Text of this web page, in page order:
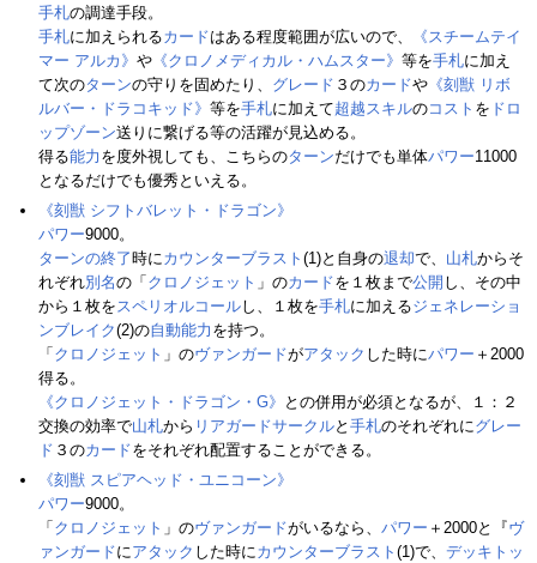
手札の調達手段。
手札に加えられるカードはある程度範囲が広いので、
《スチームテイ
マー アルカ》 や 《クロノメディカル・ハムスター》 等を手札に加え
て次のターンの守りを固めたり、 グレード ３のカードや 《刻獣 リボ
ルバー・ドラコキッド》 等を手札に加えて超越スキルのコスト を ドロ
ップゾーン送りに繋げる等の活躍が見込める。
得る能力 を度外視しても、こちらのターンだけでも単体パワー11000
となるだけでも優秀といえる。
《刻獣 シフトバレット・ドラゴン》
パワー9000。
ターンの終了時にカウンターブラスト (1)と自身の退却で、 山札からそ
れぞれ別名の「 クロノジェット 」のカードを１枚まで公開 し、その中
から１枚をスペリオルコールし、１枚を手札に加えるジェネレーショ
ンブレイク(2)の自動能力 を持つ。
「 クロノジェット 」のヴァンガードがアタック した時にパワー ＋2000
得る。
《クロノジェット・ドラゴン・G》 との併用が必須となるが、１：２
交換の効率で山札から リアガードサークルと 手札のそれぞれにグレー
ド ３のカードをそれぞれ配置することができる。
《刻獣 スピアヘッド・ユニコーン》
パワー9000。
「 クロノジェット 」のヴァンガードがいるなら、 パワー ＋2000と『ヴ
ァンガードにアタック した時にカウンターブラスト (1)で、 デッキトッ